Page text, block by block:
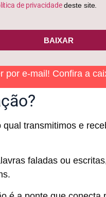
de privacidadedeste site.
BAIXAR
por e-mail! Confira a
transmitimos e
faladas ou